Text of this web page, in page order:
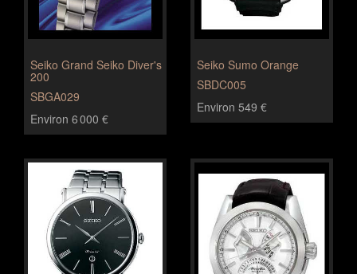
Seiko Grand Seiko Diver's
200
SBGA029
Environ 6 000 €
Seiko Sumo Orange
SBDC005
Environ 549 €